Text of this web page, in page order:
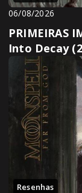
06/08/2026
PRIMEIRAS
Into Decay
Resenhas